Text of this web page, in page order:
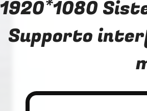
1920*1080
Supporto